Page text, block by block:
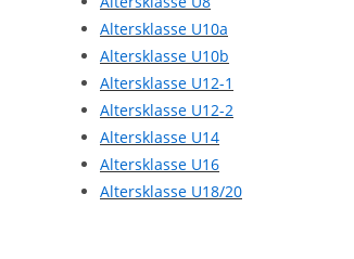
Altersklasse U10a
Altersklasse U10b
Altersklasse U12-1
Altersklasse U12-2
Altersklasse U14
Altersklasse U16
Altersklasse U18/20